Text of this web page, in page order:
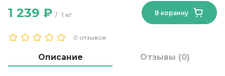
0 отзывов
1 кг
1 239 ₽ В корзину
Описание Отзывы (0)